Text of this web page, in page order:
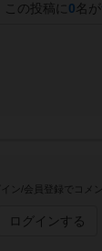
この投稿に 0名が
ン/会員登録でコメン
ログインする